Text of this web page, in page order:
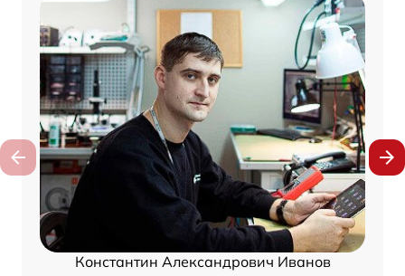
Константин Александрович Иванов